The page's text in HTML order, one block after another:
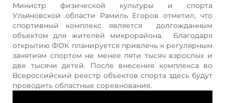
Министр физической культуры и спорта
Ульяновской области Рамиль Егоров отметил, что
спортивный комплекс является долгожданным
объектом для жителей микрорайона. Благодаря
открытию ФОК планируется привлечь к регулярным
занятиям спортом не менее пяти тысяч взрослых и
две тысячи детей. После внесения комплекса во
Всероссийский реестр объектов спорта здесь будут
проводить областные соревнования.